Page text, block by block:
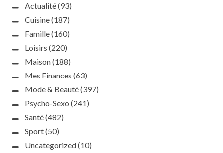
Actualité(93)
Cuisine(187)
Famille(160)
Loisirs (220)
Maison(188)
Mes Finances (63)
Mode & Beauté(397)
Psycho-Sexo (241)
Santé(482)
Sport(50)
Uncategorized(10)